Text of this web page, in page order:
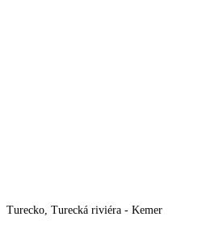
Turecko, Turecká riviéra - Kemer